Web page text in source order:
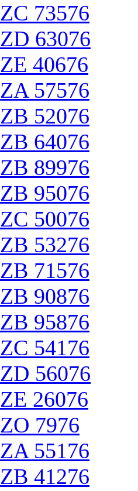
ZC 73576
ZD 63076
ZE 40676
ZA 57576
ZB 52076
ZB 64076
ZB 89976
ZB 95076
ZC 50076
ZB 53276
ZB 71576
ZB 90876
ZB 95876
ZC 54176
ZD 56076
ZE 26076
ZO 7976
ZA 55176
ZB 41276